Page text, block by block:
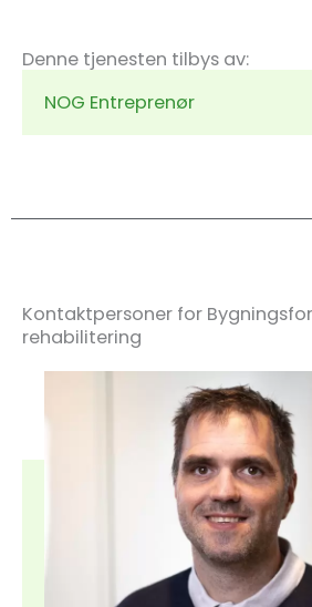
Denne tjenesten tilbys av:
NOG Entreprenør
Kontaktpersoner for
rehabilitering